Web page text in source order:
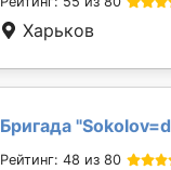
Харьков
Бригада "
Рейтинг: 48 из 80